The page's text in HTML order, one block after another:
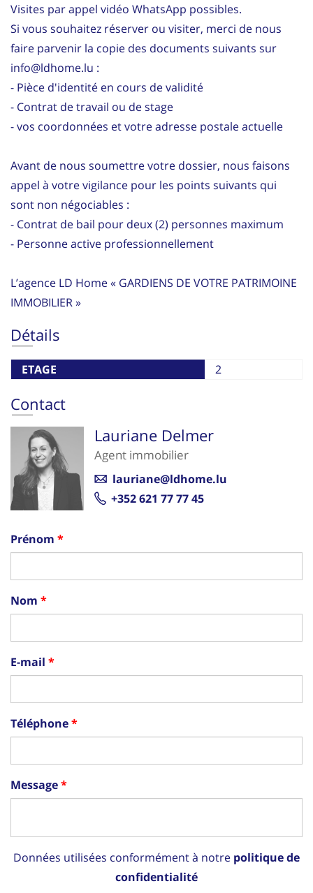
Visites par appel vidéo WhatsApp possibles.
Si vous souhaitez réserver ou visiter, merci de nous
faire parvenir la copie des documents suivants sur
info@ldhome.lu :
- Pièce d'identité en cours de validité
- Contrat de travail ou de stage
- vos coordonnées et votre adresse postale actuelle
Avant de nous soumettre votre dossier, nous faisons
appel à votre vigilance pour les points suivants qui
sont non négociables :
- Contrat de bail pour deux (2) personnes maximum
- Personne active professionnellement
L’agence LD Home « GARDIENS DE VOTRE PATRIMOINE
IMMOBILIER »
Détails
ETAGE 2
Contact
Lauriane Delmer
Agent immobilier
lauriane@ldhome.lu
+352 621 77 77 45
Prénom
Nom
E-mail
Téléphone
Message
Données utilisées conformément à notre politique de
confidentialité